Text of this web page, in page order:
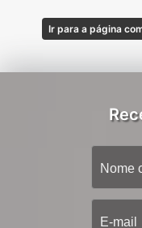
Ir para a página